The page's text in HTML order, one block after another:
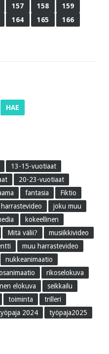
157 158
159
164 165 166
13-15-vuotiaat
20-23-vuotiaat
fantasia
Fiktio
harrastevideo
joku muu
kokeellinen
Mitä välii?
musiikkivideo
muu harrastevideo
nukkeanimaatio
rikoselokuva
elokuva
seikkailu
toiminta
trilleri
2024
työpaja2025